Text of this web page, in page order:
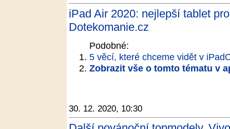
iPad Air 2020: nejlepší tablet
Dotekomanie.cz
Podobné:
5 věcí, které chceme vidět v
Zobrazit vše o tomto tématu v
30. 12. 2020, 10:30